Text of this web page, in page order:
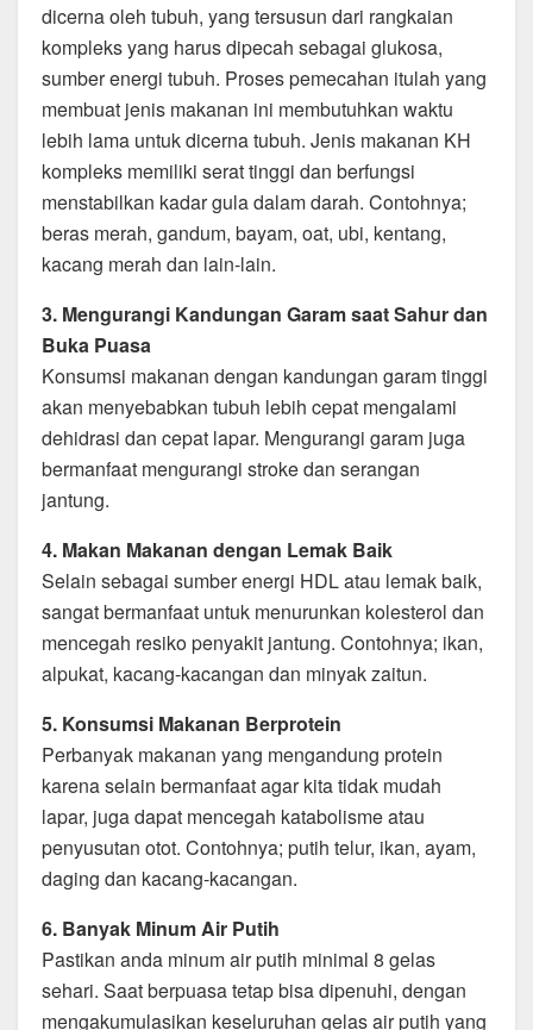
dicerna oleh tubuh, yang tersusun dari rangkaian
kompleks yang harus dipecah sebagai glukosa,
sumber energi tubuh. Proses pemecahan itulah yang
membuat jenis makanan ini membutuhkan waktu
lebih lama untuk dicerna tubuh. Jenis makanan KH
kompleks memiliki serat tinggi dan berfungsi
menstabilkan kadar gula dalam darah. Contohnya;
beras merah, gandum, bayam, oat, ubi, kentang,
kacang merah dan lain-lain.
3. Mengurangi Kandungan Garam saat Sahur dan
Buka Puasa
Konsumsi makanan dengan kandungan garam tinggi
akan menyebabkan tubuh lebih cepat mengalami
dehidrasi dan cepat lapar. Mengurangi garam juga
bermanfaat mengurangi stroke dan serangan
jantung.
4. Makan Makanan dengan Lemak Baik
Selain sebagai sumber energi HDL atau lemak baik,
sangat bermanfaat untuk menurunkan kolesterol dan
mencegah resiko penyakit jantung. Contohnya; ikan,
alpukat, kacang-kacangan dan minyak zaitun.
5. Konsumsi Makanan Berprotein
Perbanyak makanan yang mengandung protein
karena selain bermanfaat agar kita tidak mudah
lapar, juga dapat mencegah katabolisme atau
penyusutan otot. Contohnya; putih telur, ikan, ayam,
daging dan kacang-kacangan.
6. Banyak Minum Air Putih
Pastikan anda minum air putih minimal 8 gelas
sehari. Saat berpuasa tetap bisa dipenuhi, dengan
mengakumulasikan keseluruhan gelas air putih yang